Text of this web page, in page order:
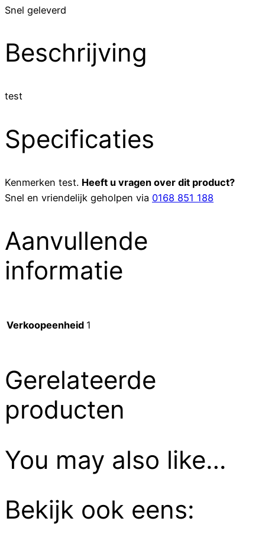
Snel geleverd
Beschrijving
test
Specificaties
Kenmerken test. Heeft u vragen over dit product?
Snel en vriendelijk geholpen via 0168 851 188
Aanvullende
informatie
Verkoopeenheid 1
Gerelateerde
producten
You may also like…
Bekijk ook eens: